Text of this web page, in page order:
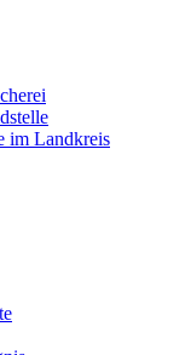
im Landkreis